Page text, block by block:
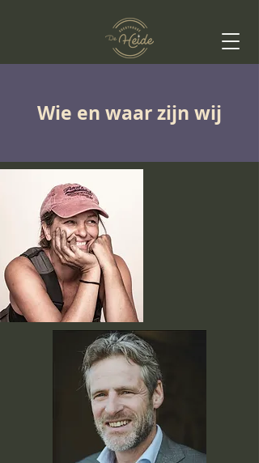
Wie en waar zijn wij